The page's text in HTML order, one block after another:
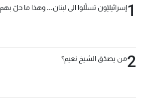
1إسرائيليّون تسلّلوا الى لبنان... وهذا ما حلّ بهم
2من يصدّق الشيخ نعيم؟